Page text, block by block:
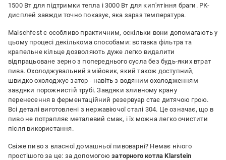
1500 Вт для підтримки тепла і 3000 Вт для кип'ятіння браги. РК-
дисплей завжди точно показує, яка зараз температура.
Maischfest є особливо практичним, оскільки вони допомагають у
цьому процесі декількома способами: вставка фільтра та
крапельне кільце дозволяють дуже легко видалити
відпрацьоване зерно з попереднього сусла без будь-яких втрат
пива. Охолоджувальний змійовик, який також доступний,
швидко охолоджує затор - навіть з водяним охолодженням
завдяки порожнистій трубі. Завдяки зливному крану
перенесення в ферментаційний резервуар стає дитячою грою.
Всі деталі виготовлені з нержавіючої сталі 304. Це означає, що в
пиво не потрапляє металевий смак, і їх можна легко очистити
після використання.
Свіже пиво з власної домашньої пивоварні? Немає нічого
простішого за це: за допомогоюзаторного котла Klarstein